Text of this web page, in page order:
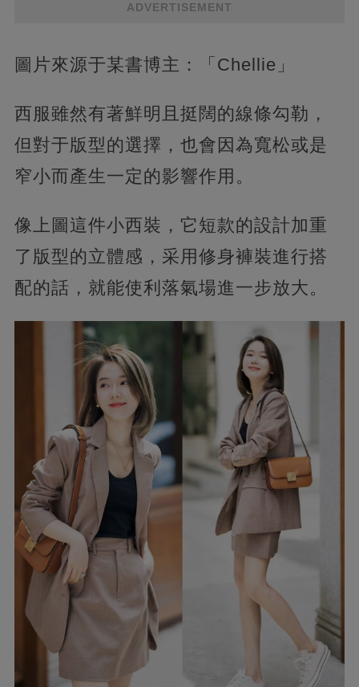
ADVERTISEMENT
圖片來源于某書博主：「Chellie」
西服雖然有著鮮明且挺闊的線條勾勒，
但對于版型的選擇，也會因為寬松或是
窄小而產生一定的影響作用。
像上圖這件小西裝，它短款的設計加重
了版型的立體感，采用修身褲裝進行搭
配的話，就能使利落氣場進一步放大。